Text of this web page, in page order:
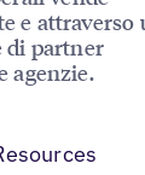
e attraverso
di partner
agenzie.